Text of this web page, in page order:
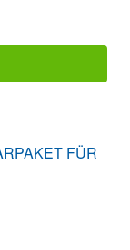
FÜR